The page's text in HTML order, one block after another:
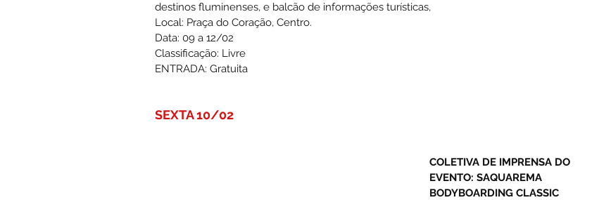
destinos fluminenses, e balcão de informações turísticas,
Local: Praça do Coração, Centro.
Data: 09 a 12/02
Classificação: Livre
ENTRADA: Gratuita
SEXTA 10/02
COLETIVA DE IMPRENSA DO
EVENTO: SAQUAREMA
BODYBOARDING CLASSIC